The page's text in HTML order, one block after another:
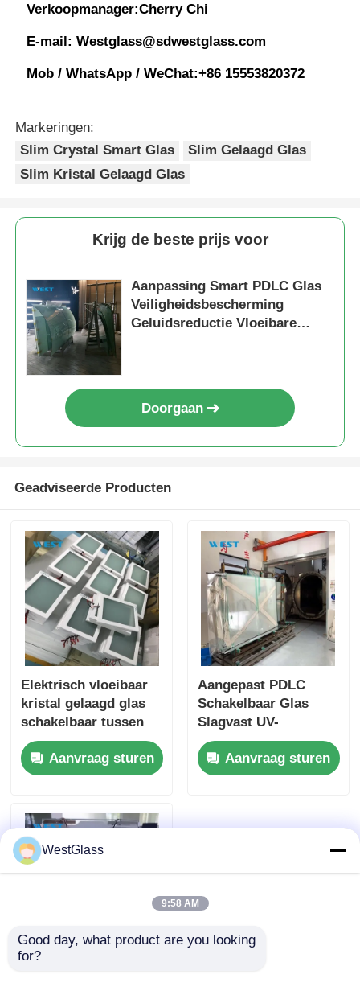
Verkoopmanager:Cherry Chi
E-mail: Westglass@sdwestglass.com
Mob / WhatsApp / WeChat:+86 15553820372
Markeringen:
Slim Crystal Smart Glas
Slim Gelaagd Glas
Slim Kristal Gelaagd Glas
Krijg de beste prijs voor
Aanpassing Smart PDLC Glas
Veiligheidsbescherming
Geluidsreductie Vloeibare
Doorgaan
Geadviseerde Producten
Elektrisch vloeibaar
kristal gelaagd glas
schakelbaar tussen
transparante en matte
toestandAanvraag sturen
Aangepast PDLC
Schakelbaar Glas
Slagvast UV-
bescherming
Geluidsreductie
Aanvraag sturen
WestGlass
9:58 AM
Good day, what product are you looking
for?